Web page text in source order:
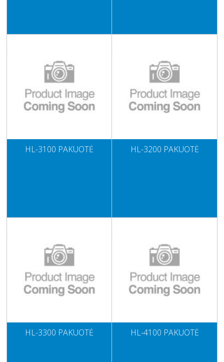
HL-3100 PAKUOTĖ HL-3200 PAKUOTĖ
HL-3300 PAKUOTĖ HL-4100 PAKUOTĖ